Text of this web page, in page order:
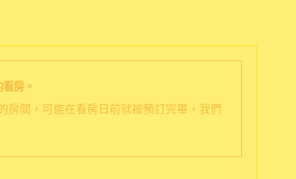
房。
房間，可能在看房日前就被預訂完畢，我們